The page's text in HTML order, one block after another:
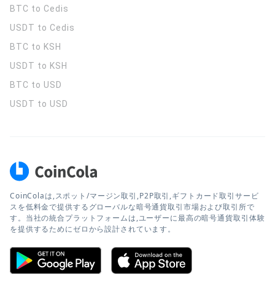
BTC to Cedis
USDT to Cedis
BTC to KSH
USDT to KSH
BTC to USD
USDT to USD
CoinColaは,スポット/マージン取引,P2P取引,ギフトカード取引サービ
スを低料金で提供するグローバルな暗号通貨取引市場および取引所で
す。当社の統合プラットフォームは,ユーザーに最高の暗号通貨取引体験
を提供するためにゼロから設計されています。